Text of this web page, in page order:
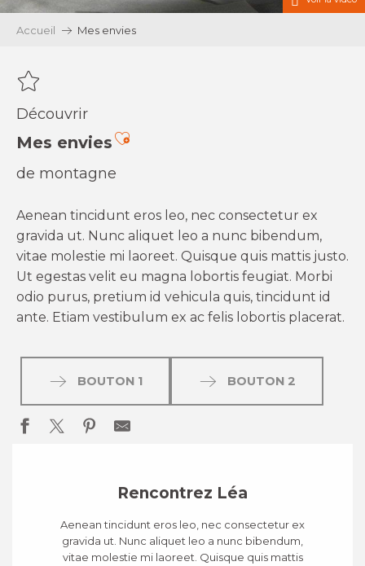
Accueil Mes envies
Découvrir
Mes enviesAjouter aux favoris
de montagne
Aenean tincidunt eros leo, nec consectetur ex
gravida ut. Nunc aliquet leo a nunc bibendum,
vitae molestie mi laoreet. Quisque quis mattis justo.
Ut egestas velit eu magna lobortis feugiat. Morbi
odio purus, pretium id vehicula quis, tincidunt id
ante. Etiam vestibulum ex ac felis lobortis placerat.
BOUTON 1 BOUTON 2
Rencontrez Léa
Aenean tincidunt eros leo, nec consectetur ex
gravida ut. Nunc aliquet leo a nunc bibendum,
vitae molestie mi laoreet. Quisque quis mattis